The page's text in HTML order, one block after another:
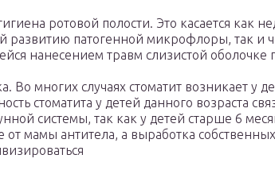
ротовой полости. Это касается как
развитию патогенной микрофлоры, так и
нанесением травм слизистой оболочке
Во многих случаях стоматит возникает у
стоматита у детей данного возраста
системы, так как у детей старше 6
мамы антитела, а выработка